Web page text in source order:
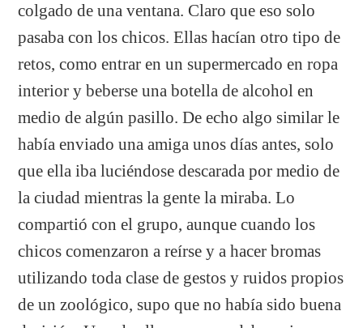
colgado de una ventana. Claro que eso solo
pasaba con los chicos. Ellas hacían otro tipo de
retos, como entrar en un supermercado en ropa
interior y beberse una botella de alcohol en
medio de algún pasillo. De echo algo similar le
había enviado una amiga unos días antes, solo
que ella iba luciéndose descarada por medio de
la ciudad mientras la gente la miraba. Lo
compartió con el grupo, aunque cuando los
chicos comenzaron a reírse y a hacer bromas
utilizando toda clase de gestos y ruidos propios
de un zoológico, supo que no había sido buena